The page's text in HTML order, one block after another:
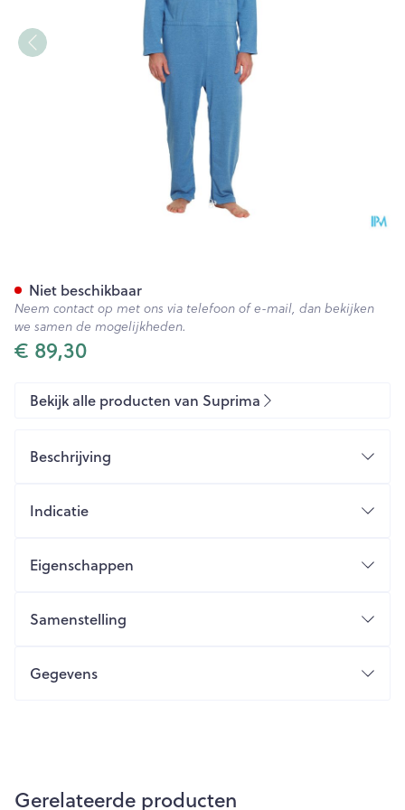
€ 89,30
Niet beschikbaar
Neem contact op met ons via telefoon of e-mail, dan bekijken
we samen de mogelijkheden.
Bekijk alle producten van Suprima
Beschrijving
Indicatie
Eigenschappen
Samenstelling
Gegevens
Gerelateerde producten